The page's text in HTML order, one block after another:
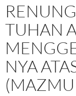
TUHAN
NYA